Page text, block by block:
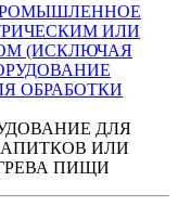
ИЛИ
(ИСКЛЮЧАЯ
ОБРАБОТКИ
ДЛЯ
ИЛИ
ПИЩИ